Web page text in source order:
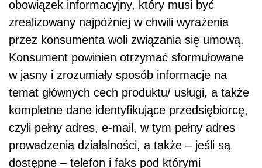
obowiązek informacyjny, który musi być
zrealizowany najpóźniej w chwili wyrażenia
przez konsumenta woli związania się umową.
Konsument powinien otrzymać sformułowane
w jasny i zrozumiały sposób informacje na
temat głównych cech produktu/ usługi, a także
kompletne dane identyfikujące przedsiębiorcę,
czyli pełny adres, e-mail, w tym pełny adres
prowadzenia działalności, a także – jeśli są
dostępne – telefon i faks pod którymi